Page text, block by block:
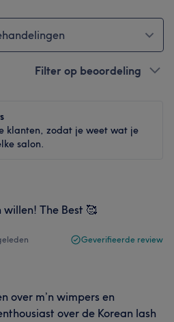
Filter op beoordeling
klanten, zodat je weet wat je
salon.
willen! The Best 🥰
Geverifieerde review
over m’n wimpers en
over de Korean lash